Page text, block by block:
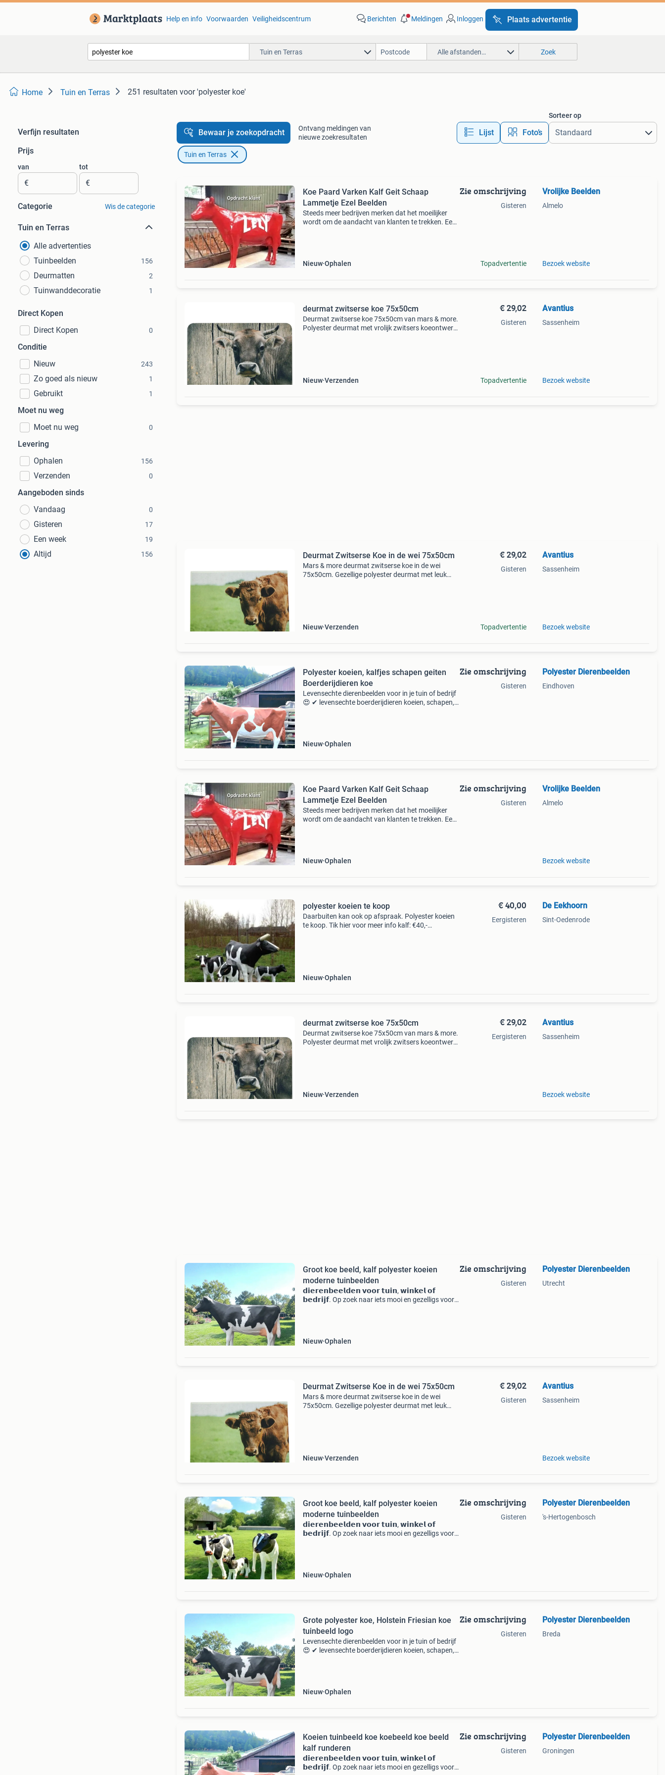
Help en info Voorwaarden Veiligheidscentrum Berichten Meldingen Inloggen Plaats advertentie
Tuin en Terras Alle afstanden… Zoek
Home Tuin en Terras 251 resultaten voor 'polyester koe'
Verfijn resultaten
Prijs
van
€
tot
€
Categorie Wis de categorie
Tuin en Terras
Alle advertenties
Tuinbeelden
156
Deurmatten 2
Tuinwanddecoratie 1
Direct Kopen
Direct Kopen
0
Conditie
Nieuw
243
Zo goed als nieuw 1
Gebruikt 1
Moet nu weg
Moet nu weg
0
Levering
Ophalen
156
Verzenden 0
Aangeboden sinds
Vandaag
0
Gisteren 17
Een week 19
Altijd 156
Bewaar je zoekopdracht
Ontvang meldingen van
nieuwe zoekresultaten
Lijst Foto’s
Sorteer op
Tuin en Terras
Koe Paard Varken Kalf Geit Schaap
Lammetje Ezel Beelden
Steeds meer bedrijven merken dat het moeilijker
wordt om de aandacht van klanten te trekken. Een
Nieuw Ophalen
Zie omschrijving
Gisteren
Topadvertentie
Vrolijke Beelden
Almelo
Bezoek website
deurmat zwitserse koe 75x50cm
Deurmat zwitserse koe 75x50cm van mars & more.
Polyester deurmat met vrolijk zwitsers koeontwerp.
Nieuw Verzenden
€ 29,02
Gisteren
Topadvertentie
Avantius
Sassenheim
Bezoek website
Deurmat Zwitserse Koe in de wei 75x50cm
Mars & more deurmat zwitserse koe in de wei
75x50cm. Gezellige polyester deurmat met leuk
Nieuw Verzenden
€ 29,02
Gisteren
Topadvertentie
Avantius
Sassenheim
Bezoek website
Polyester koeien, kalfjes schapen geiten
Boerderijdieren koe
Levensechte dierenbeelden voor in je tuin of bedrijf
😍 ✔ levensechte boerderijdieren koeien, schapen,
Nieuw Ophalen
Zie omschrijving
Gisteren
Polyester Dierenbeelden
Eindhoven
Koe Paard Varken Kalf Geit Schaap
Lammetje Ezel Beelden
Steeds meer bedrijven merken dat het moeilijker
wordt om de aandacht van klanten te trekken. Een
Nieuw Ophalen
Zie omschrijving
Gisteren
Vrolijke Beelden
Almelo
Bezoek website
polyester koeien te koop
Daarbuiten kan ook op afspraak. Polyester koeien
te koop. Tik hier voor meer info kalf: €40,-
Nieuw Ophalen
€ 40,00
Eergisteren
De Eekhoorn
Sint-Oedenrode
deurmat zwitserse koe 75x50cm
Deurmat zwitserse koe 75x50cm van mars & more.
Polyester deurmat met vrolijk zwitsers koeontwerp.
Nieuw Verzenden
€ 29,02
Eergisteren
Avantius
Sassenheim
Bezoek website
Groot koe beeld, kalf polyester koeien
moderne tuinbeelden
𝗱𝗶𝗲𝗿𝗲𝗻𝗯𝗲𝗲𝗹𝗱𝗲𝗻 𝘃𝗼𝗼𝗿 𝘁𝘂𝗶𝗻, 𝘄𝗶𝗻𝗸𝗲𝗹 𝗼𝗳
𝗯𝗲𝗱𝗿𝗶𝗷𝗳. Op zoek naar iets mooi en gezelligs voor
Nieuw Ophalen
Zie omschrijving
Gisteren
Polyester Dierenbeelden
Utrecht
Deurmat Zwitserse Koe in de wei 75x50cm
Mars & more deurmat zwitserse koe in de wei
75x50cm. Gezellige polyester deurmat met leuk
Nieuw Verzenden
€ 29,02
Gisteren
Avantius
Sassenheim
Bezoek website
Groot koe beeld, kalf polyester koeien
moderne tuinbeelden
𝗱𝗶𝗲𝗿𝗲𝗻𝗯𝗲𝗲𝗹𝗱𝗲𝗻 𝘃𝗼𝗼𝗿 𝘁𝘂𝗶𝗻, 𝘄𝗶𝗻𝗸𝗲𝗹 𝗼𝗳
𝗯𝗲𝗱𝗿𝗶𝗷𝗳. Op zoek naar iets mooi en gezelligs voor
Nieuw Ophalen
Zie omschrijving
Gisteren
Polyester Dierenbeelden
's-Hertogenbosch
Grote polyester koe, Holstein Friesian koe
tuinbeeld logo
Levensechte dierenbeelden voor in je tuin of bedrijf
😍 ✔ levensechte boerderijdieren koeien, schapen,
Nieuw Ophalen
Zie omschrijving
Gisteren
Polyester Dierenbeelden
Breda
Koeien tuinbeeld koe koebeeld koe beeld
kalf runderen
𝗱𝗶𝗲𝗿𝗲𝗻𝗯𝗲𝗲𝗹𝗱𝗲𝗻 𝘃𝗼𝗼𝗿 𝘁𝘂𝗶𝗻, 𝘄𝗶𝗻𝗸𝗲𝗹 𝗼𝗳
𝗯𝗲𝗱𝗿𝗶𝗷𝗳. Op zoek naar iets mooi en gezelligs voor
Zie omschrijving
Gisteren
Polyester Dierenbeelden
Groningen